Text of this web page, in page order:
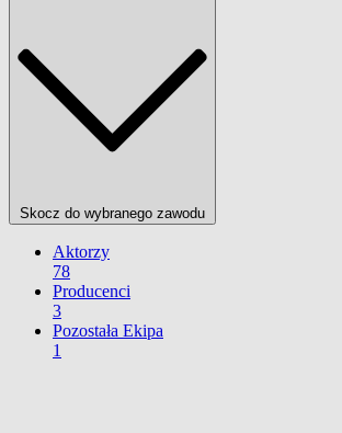
Skocz do wybranego zawodu
Aktorzy
78
Producenci
3
Pozostała Ekipa
1